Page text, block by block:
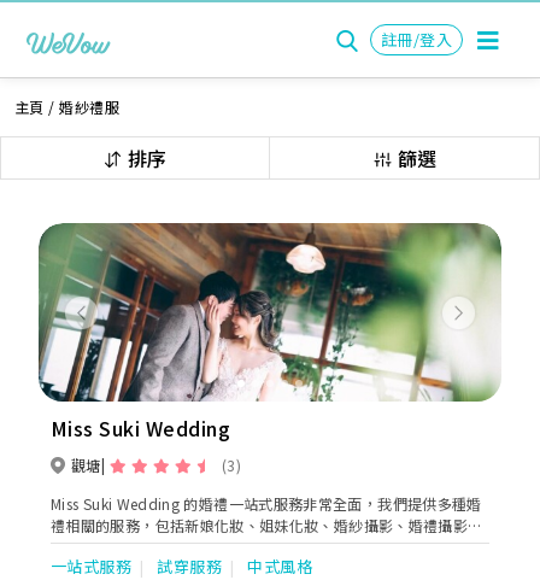
註冊/登入
主頁 /婚紗禮服
排序 篩選
Previous Next
Miss Suki Wedding
觀塘
(3)
Miss Suki Wedding 的婚禮一站式服務非常全面，我們提供多種婚
禮相關的服務，包括新娘化妝、姐妹化妝、婚紗攝影、婚禮攝影錄
影等。無論您需要哪些服務，我們都能夠為您提供最優質的服務，
讓您在婚禮當天享受到最完美的體驗。 除了提供全面的婚禮服務
一站式服務 試穿服務 中式風格